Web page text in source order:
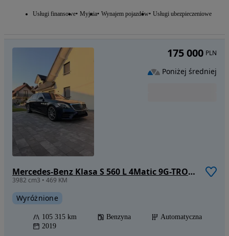
Usługi finansowe Myjnia Wynajem pojazdów Usługi ubezpieczeniowe
Mercedes-Benz Klasa S 560 L 4Matic 9G-TRONIC
3982 cm3 • 469 KM
Wyróżnione
105 315 km Benzyna
Automatyczna
2019
175 000 PLN
Poniżej średniej